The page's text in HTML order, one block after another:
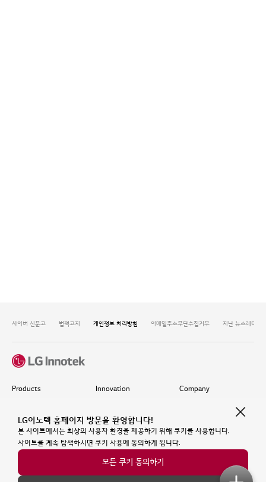
사이버 신문고 법적고지 개인정보 처리방침 이메일주소무단수집거부 지난 뉴스레터 보
Products
Optics Solution
Package Solution​
Mobility Solution
Innovation
Digital Twin
Metaverse
Company
Newsroom
LG이노텍 홈페이지 방문을 환영합니다!
본 사이트에서는 최상의 사용자 환경을 제공하기 위해 쿠키를 사용합니다.
사이트를 계속 탐색하시면 쿠키 사용에 동의하게 됩니다.
모든 쿠키 동의하기